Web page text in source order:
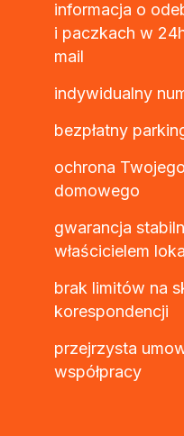
informacja o
i paczkach w
mail
indywidualny
bezpłatny
ochrona
domowego
gwarancja
właścicielem
brak limitów na
korespondencji
przejrzysta
współpracy